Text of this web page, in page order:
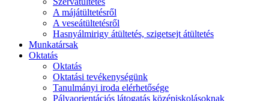
A májátültetésről
A veseátültetésről
Hasnyálmirigy átültetés, szigetsejt átültetés
Munkatársak
Oktatás
Oktatás
Oktatási tevékenységünk
Tanulmányi iroda elérhetősége
Pályaorientációs látogatás középiskolásoknak